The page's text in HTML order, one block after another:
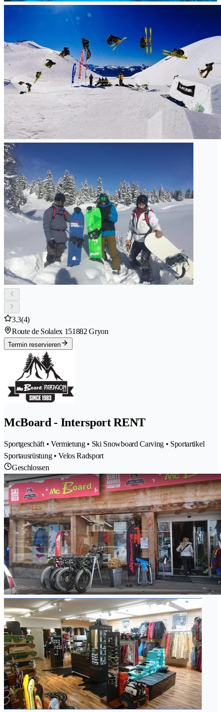
3.3(4)
Route de Solalex 151882 Gryon
Termin reservieren
McBoard - Intersport RENT
Sportgeschäft • Vermietung • Ski Snowboard Carving • Sportartikel
Sportausrüstung • Velos Radsport
Geschlossen